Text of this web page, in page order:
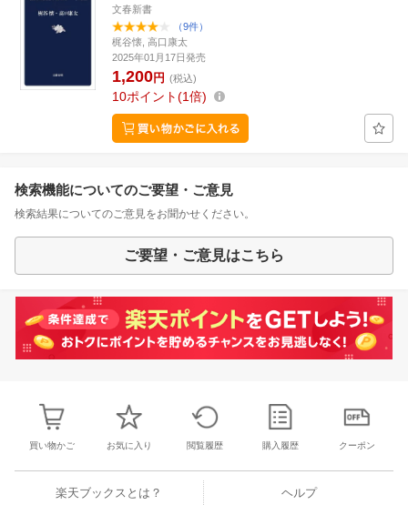
文春新書
（9件）
梶谷懐, 高口康太
2025年01月17日発売
1,200円 (税込)
10ポイント 1倍
検索機能についてのご要望・ご意見
検索結果についてのご意見をお聞かせください。
ご要望・ご意見はこちら
買い物かご お気に入り 閲覧履歴 購入履歴 クーポン
楽天ブックスとは？ ヘルプ